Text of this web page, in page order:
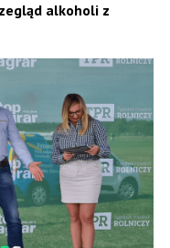
alkoholi z